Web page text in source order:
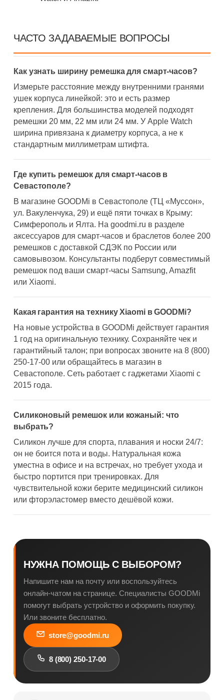
ЧАСТО ЗАДАВАЕМЫЕ ВОПРОСЫ
Как узнать ширину ремешка для смарт-часов?
Измерьте расстояние между внутренними гранями
ушек корпуса линейкой: это и есть размер
крепления. Для большинства моделей подходят
ремешки 20 мм, 22 мм или 24 мм. У Apple Watch
ширина привязана к диаметру корпуса, а не к
стандартным миллиметрам штифта.
Где купить ремешок для смарт-часов в
Севастополе?
В магазине GOODMi в Севастополе (ТЦ «Муссон»,
ул. Вакуленчука, 29) и ещё пяти точках в Крыму:
Симферополь и Ялта. На goodmi.ru в разделе
аксессуаров для смарт-часов и браслетов более 200
ремешков с доставкой СДЭК по России или
самовывозом. Консультанты подберут совместимый
ремешок под ваши смарт-часы Samsung, Amazfit
или Xiaomi.
Какая гарантия на технику Xiaomi в GOODMi?
На новые устройства в GOODMi действует гарантия
1 год на оригинальную технику. Сохраняйте чек и
гарантийный талон; при вопросах звоните на 8 (800)
250-17-00 или обращайтесь в магазин в
Севастополе. Сеть работает с гаджетами Xiaomi с
2015 года.
Силиконовый ремешок или кожаный: что
выбрать?
Силикон лучше для спорта, плавания и носки 24/7:
он не боится пота и воды. Натуральная кожа
уместна в офисе и на встречах, но требует ухода и
быстро портится при тренировках. Для
чувствительной кожи берите медицинский силикон
или фторэластомер вместо дешёвой кожи.
НУЖНА ПОМОЩЬ С ВЫБОРОМ?
Напишите нам на почту или воспользуйтесь
онлайн-чатом на странице. Специалисты GOODMi
помогут выбрать устройство и оформить покупку.
Или звоните бесплатно.
store@goodmi.ru
8 (800) 250-17-00